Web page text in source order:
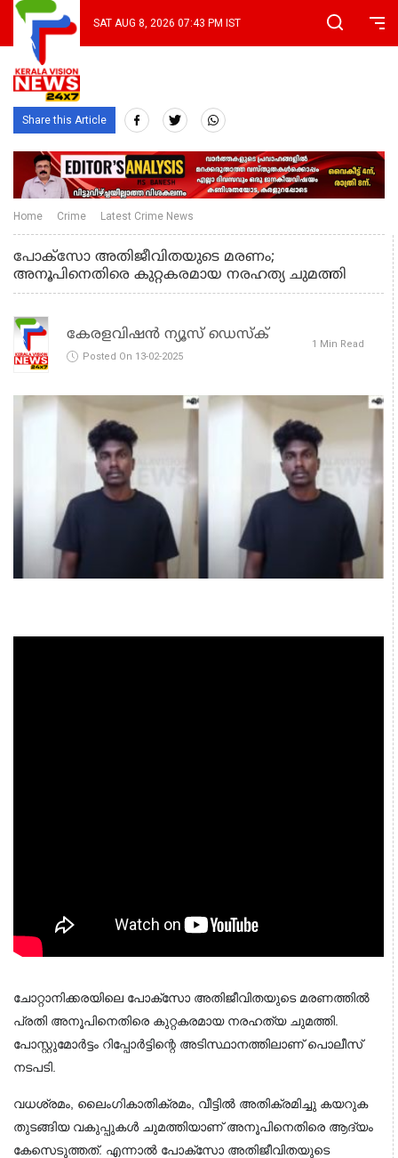
SAT AUG 8, 2026 07:43 PM IST
Share this Article
Home Crime Latest Crime News
പോക്സോ അതിജീവിതയുടെ മരണം;
അനൂപിനെതിരെ കുറ്റകരമായ നരഹത്യ ചുമത്തി
കേരളവിഷൻ ന്യൂസ് ഡെസ്‌ക്
Posted On 13-02-2025
1 Min Read
ചോറ്റാനിക്കരയിലെ പോക്‌സോ അതിജീവിതയുടെ മരണത്തില്‍
പ്രതി അനൂപിനെതിരെ കുറ്റകരമായ നരഹത്യ ചുമത്തി.
പോസ്റ്റുമോര്‍ട്ടം റിപ്പോര്‍ട്ടിന്റെ അടിസ്ഥാനത്തിലാണ് പൊലീസ്
നടപടി.
വധശ്രമം, ലൈംഗികാതിക്രമം, വീട്ടില്‍ അതിക്രമിച്ചു കയറുക
തുടങ്ങിയ വകുപ്പുകള്‍ ചുമത്തിയാണ് അനൂപിനെതിരെ ആദ്യം
കേസെടുത്തത്. എന്നാല്‍ പോക്‌സോ അതിജീവിതയുടെ